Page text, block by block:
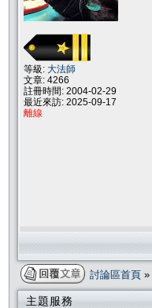
等級: 大法師
文章: 4266
註冊時間: 2004-02-29
最近來訪: 2025-09-17
離線
討論區首頁 »
主題服務